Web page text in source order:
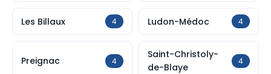
Les Billaux 4 Ludon-Médoc 4
Preignac 4
Saint-Christoly-
de-Blaye
4